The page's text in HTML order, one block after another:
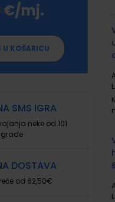
€/mj.
KOŠARICU
SMS IGRA
neke od 101
DOSTAVA
od 62,50€